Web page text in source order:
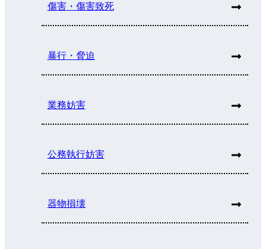
傷害・傷害致死
暴行・脅迫
業務妨害
公務執行妨害
器物損壊